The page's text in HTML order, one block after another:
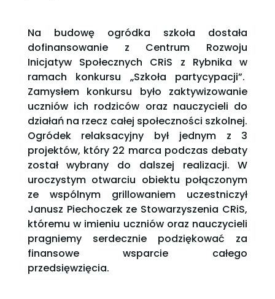
Na budowę ogródka szkoła dostała
dofinansowanie z Centrum Rozwoju
Inicjatyw Społecznych CRiS z Rybnika w
ramach konkursu „Szkoła partycypacji”.
Zamysłem konkursu było zaktywizowanie
uczniów ich rodziców oraz nauczycieli do
działań na rzecz całej społeczności szkolnej.
Ogródek relaksacyjny był jednym z 3
projektów, który 22 marca podczas debaty
został wybrany do dalszej realizacji. W
uroczystym otwarciu obiektu połączonym
ze wspólnym grillowaniem uczestniczył
Janusz Piechoczek ze Stowarzyszenia CRiS,
któremu w imieniu uczniów oraz nauczycieli
pragniemy serdecznie podziękować za
finansowe wsparcie całego
przedsięwzięcia.